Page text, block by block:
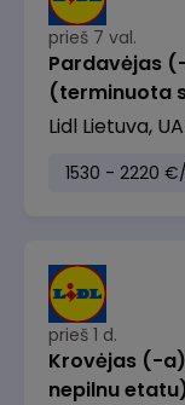
prieš 7 val.
Pardavėjas
(terminuota
Lidl Lietuva,
1530 - 2220
prieš 1 d.
Krovėjas (-
nepilnu